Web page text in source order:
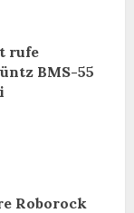
rufe
BMS-55
Roborock